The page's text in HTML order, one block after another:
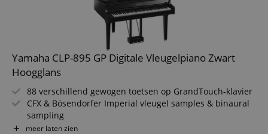
Yamaha CLP-895 GP Digitale Vleugelpiano Zwart
Hoogglans
88 verschillend gewogen toetsen op GrandTouch-klavier
CFX & Bösendorfer Imperial vleugel samples & binaural
sampling
27 Voice Demo Songs + 50 Piano Songs + 303
meer laten zien